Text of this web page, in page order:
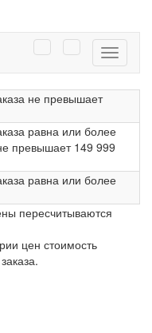
не превышает
равна или более
превышает 149 999
равна или более
пересчитываются
цен стоимость